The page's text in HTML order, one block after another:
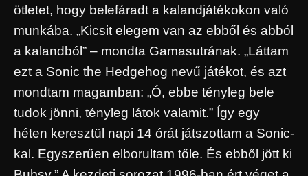
ötletet, hogy belefáradt a kalandjátékokon való
munkába. „Kicsit elegem van az ebből és abból
a kalandból” – mondta Gamasutrának. „Láttam
ezt a Sonic the Hedgehog nevű játékot, és azt
mondtam magamban: „Ó, ebbe tényleg bele
tudok jönni, tényleg látok valamit.” Így egy
héten keresztül napi 14 órát játszottam a Sonic-
kal. Egyszerűen elborultam tőle. És ebből jött ki